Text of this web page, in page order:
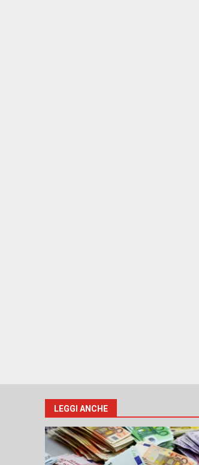
LEGGI ANCHE